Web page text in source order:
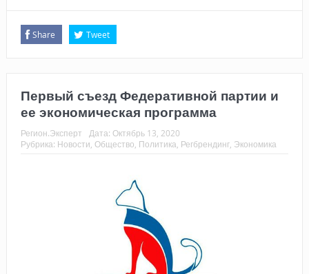
Share Tweet
Первый съезд Федеративной партии и
ее экономическая программа
Регион.Эксперт Дата: Октябрь 13, 2020
Рубрика: Новости Общество Политика Регбрендинг, Экономика